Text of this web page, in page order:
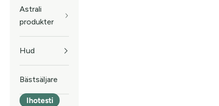
Astrali
produkter
Hud
Bästsäljare
Ihotesti